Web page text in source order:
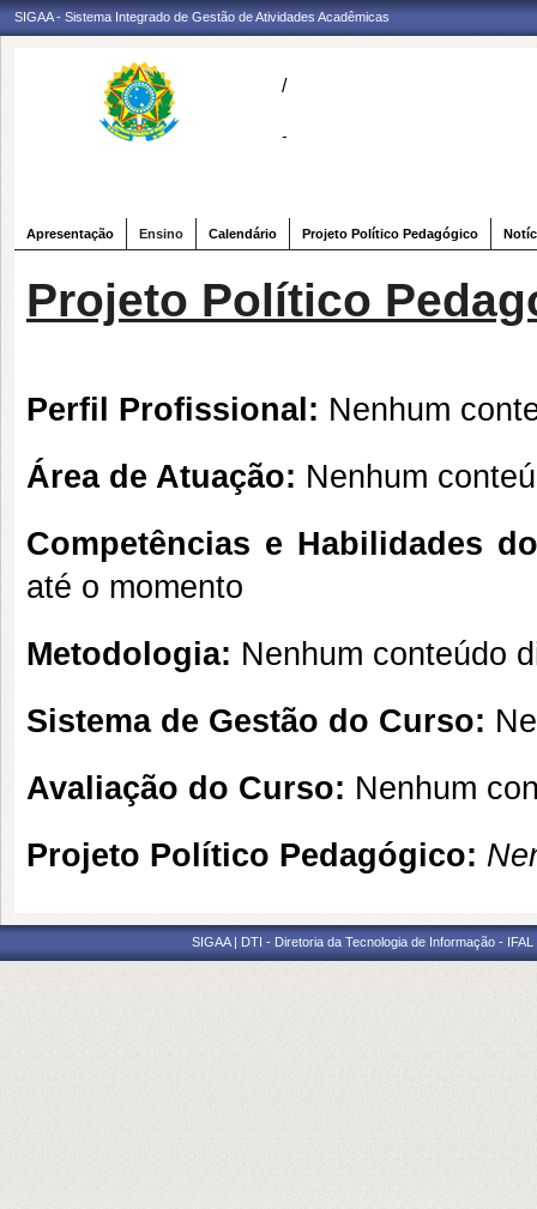
SIGAA - Sistema Integrado de Gestão de Atividades Acadêmicas
/
-
Apresentação Ensino Calendário Projeto Político Pedagógico
Projeto Político
Perfil Profissional: Nenhum
Área de Atuação: Nenhum
Competências e Habilidades
até o momento
Metodologia: Nenhum conteúdo
Sistema de Gestão do Curso:
Avaliação do Curso: Nenhum
Projeto Político Pedagógico:
SIGAA | DTI - Diretoria da Tecnologia de Informação -